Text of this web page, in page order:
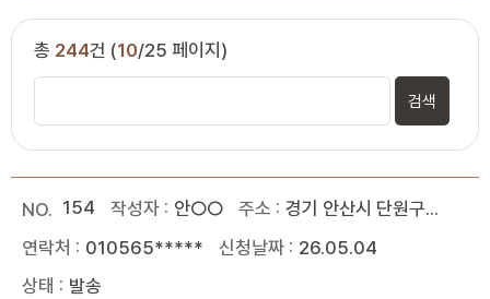
총 244건 (10/25 페이지)
154 안○○
경기 안산시 단원구...
010565*****
26.05.04
발송